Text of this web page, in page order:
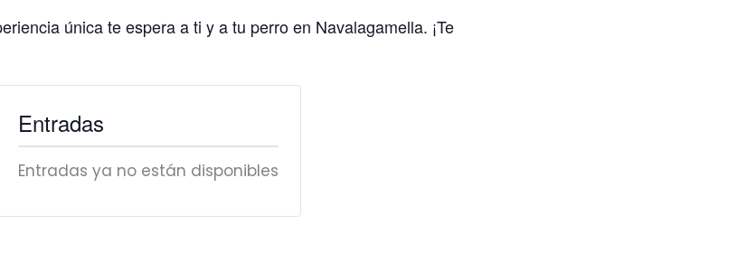
única te espera a ti y a tu perro en Navalagamella. ¡Te
Entradas
Entradas ya no están disponibles